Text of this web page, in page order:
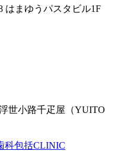
はまゆうパスタビル1F
世小路千疋屋（YUITO
科包括CLINIC